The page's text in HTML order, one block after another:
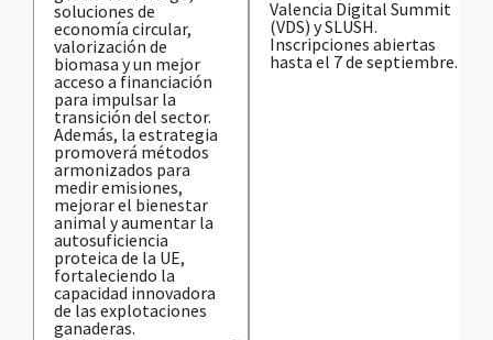
soluciones de
economía circular,
valorización de
biomasa y un mejor
acceso a financiación
para impulsar la
transición del sector.
Además, la estrategia
promoverá métodos
armonizados para
medir emisiones,
mejorar el bienestar
animal y aumentar la
autosuficiencia
proteica de la UE,
fortaleciendo la
capacidad innovadora
de las explotaciones
ganaderas.
Valencia Digital Summit
(VDS) y SLUSH.
Inscripciones abiertas
hasta el 7 de septiembre.